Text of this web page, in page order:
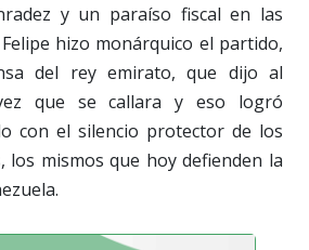
y un paraíso fiscal en las
hizo monárquico el partido,
del rey emirato, que dijo al
que se callara y eso logró
con el silencio protector de los
los mismos que hoy defienden la